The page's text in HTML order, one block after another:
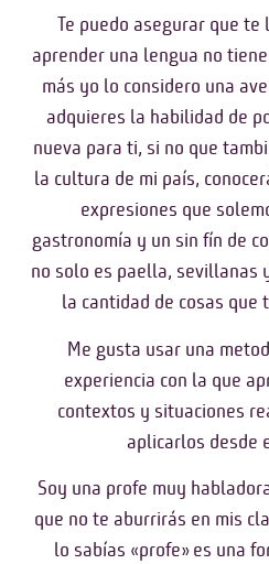
Te puedo asegurar que te
aprender una lengua no
más yo lo considero una
adquieres la habilidad de
nueva para ti, si no que
la cultura de mi país,
expresiones que
gastronomía y un sin fín de
no solo es paella, sevillanas
la cantidad de cosas que
Me gusta usar una
experiencia con la que
contextos y situaciones
aplicarlos desde
Soy una profe muy
que no te aburrirás en mis
lo sabías «profe» es una